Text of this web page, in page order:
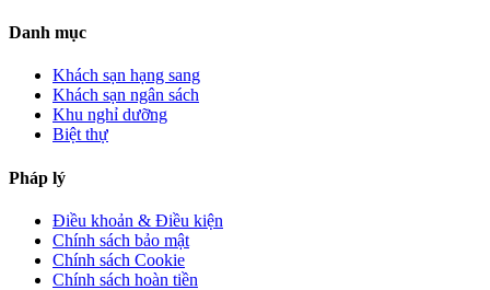
Danh mục
Khách sạn hạng sang
Khách sạn ngân sách
Khu nghỉ dưỡng
Biệt thự
Pháp lý
Điều khoản & Điều kiện
Chính sách bảo mật
Chính sách Cookie
Chính sách hoàn tiền